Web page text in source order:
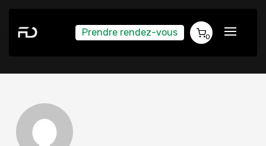
Prendre rendez-vous 0
Cedric Leveillee 2022-03-21